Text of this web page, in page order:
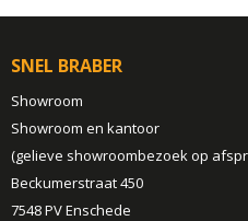
SNEL BRABER
Showroom
Showroom en kantoor
(gelieve showroombezoek op
Beckumerstraat 450
7548 PV Enschede